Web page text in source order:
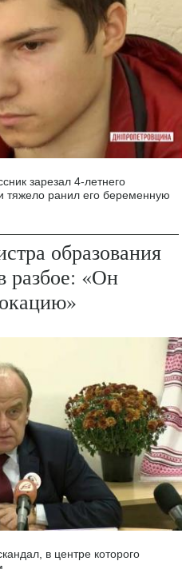
зарезал 4-летнего
тяжело ранил его беременную
образования
разбое: «Он
в центре которого